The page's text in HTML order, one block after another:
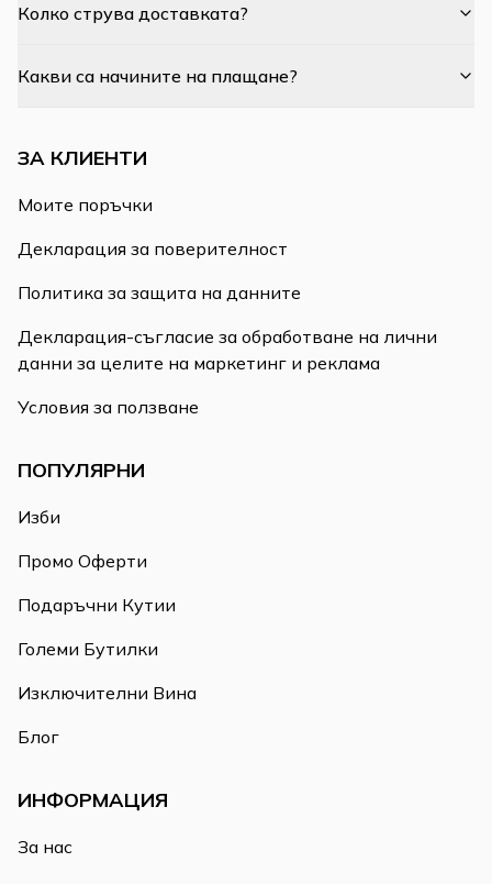
Колко струва доставката?
Какви са начините на плащане?
ЗА КЛИЕНТИ
Моите поръчки
Декларация за поверителност
Политика за защита на данните
Декларация-съгласие за обработване на лични
данни за целите на маркетинг и реклама
Условия за ползване
ПОПУЛЯРНИ
Изби
Промо Оферти
Подаръчни Кутии
Големи Бутилки
Изключителни Вина
Блог
ИНФОРМАЦИЯ
За нас